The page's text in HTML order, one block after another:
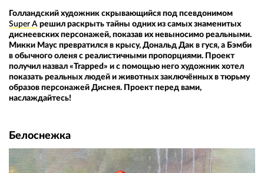
Голландский художник скрывающийся под псевдонимом
Super A решил раскрыть тайны одних из самых знаменитых
диснеевских персонажей, показав их невыносимо реальными.
Микки Маус превратился в крысу, Дональд Дак в гуся, а Бэмби
в обычного оленя с реалистичными пропорциями. Проект
получил назвал «Trapped» и с помощью него художник хотел
показать реальных людей и животных заключённых в тюрьму
образов персонажей Диснея. Проект перед вами,
наслаждайтесь!
Белоснежка